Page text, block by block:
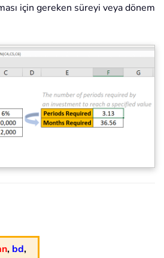
için gereken süreyi veya dönem
, bd,